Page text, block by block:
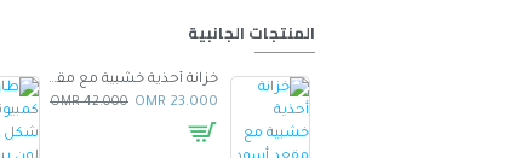
المنتجات الجانبية
خزانة أحذية خشبية مع مقعد أسود
23.000 OMR
42.000 OMR